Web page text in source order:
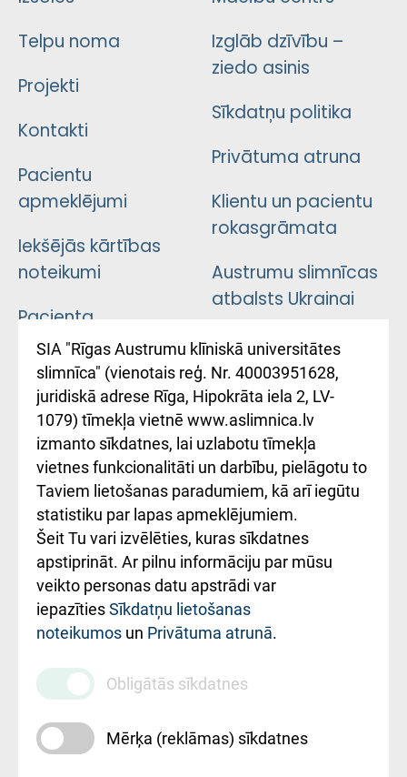
Telpu noma
Projekti
Kontakti
Pacientu
apmeklējumi
Iekšējās kārtības
noteikumi
Pacienta
atsauksmju/sūdzību
iesniegšanas
kārtība
Kā pie mums nokļūt
Rēķinu apmaksas
ceļvedis
Rekvizīti un
ārstniecības
iestādes kods
010000234
Maksas
pakalpojumu
cenrādis
Izglāb dzīvību –
ziedo asinis
Sīkdatņu politika
Privātuma atruna
Klientu un pacientu
rokasgrāmata
Austrumu slimnīcas
atbalsts Ukrainai
Підтримка Східної
лікарні та співпраця з
Україною
SIA "Rīgas Austrumu klīniskā universitātes
slimnīca" (vienotais reģ. Nr. 40003951628,
juridiskā adrese Rīga, Hipokrāta iela 2, LV-
1079) tīmekļa vietnē www.aslimnica.lv
izmanto sīkdatnes, lai uzlabotu tīmekļa
vietnes funkcionalitāti un darbību, pielāgotu to
Taviem lietošanas paradumiem, kā arī iegūtu
statistiku par lapas apmeklējumiem.
Šeit Tu vari izvēlēties, kuras sīkdatnes
apstiprināt. Ar pilnu informāciju par mūsu
veikto personas datu apstrādi var
iepazītiesSīkdatņu lietošanas
noteikumos un Privātuma atrunā.
Obligātās sīkdatnes
Mērķa (reklāmas) sīkdatnes